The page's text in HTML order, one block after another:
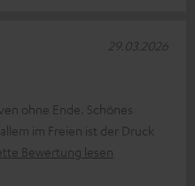
ohne Ende. Schönes
im Freien ist der Druck
Bewertung lesen
29.03.2026